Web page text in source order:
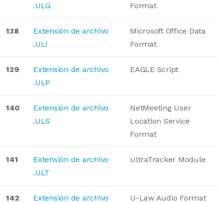
.ULG
Format
138
Extensión de archivo
.ULI
Microsoft Office Data
Format
139
Extensión de archivo
.ULP
EAGLE Script
140
Extensión de archivo
.ULS
NetMeeting User
Location Service
Format
141
Extensión de archivo
.ULT
UltraTracker Module
142
Extensión de archivo
U-Law Audio Format